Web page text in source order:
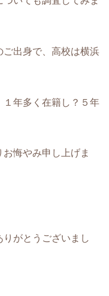
出身で、高校は横浜
１年多く在籍し？５年
悔やみ申し上げま
がとうございまし